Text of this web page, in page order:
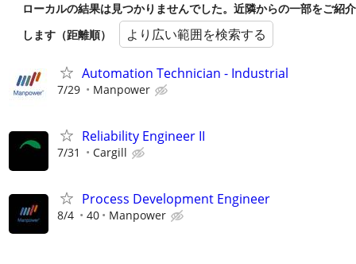
ローカルの結果は見つかりませんでした。近隣からの一部をご紹介
します（距離順）
より広い範囲を検索する
Automation Technician - Industrial
7/29 Manpower
Reliability Engineer II
7/31 Cargill
Process Development Engineer
8/4 40 Manpower